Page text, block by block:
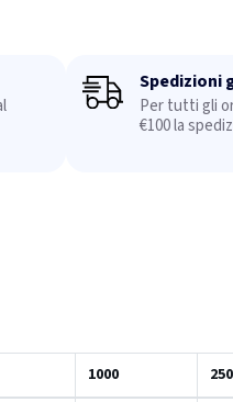
Spedizioni
Per tutti gli
€100 la
1000